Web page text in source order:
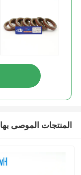
المنتجات الموصى بها